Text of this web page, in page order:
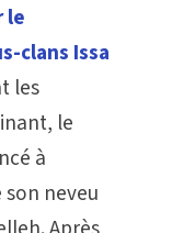
le
clans Issa
les
le
à
neveu